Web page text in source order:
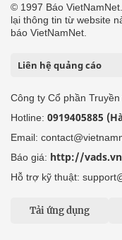
© 1997 Báo
lại thông tin từ website
báo VietNamNet.
Liên hệ quảng cáo
Công ty Cổ phần
Hotline: 0919405885
Email:
Báo giá: http://vads.vn
Hỗ trợ kỹ thuật:
Tải ứng dụng